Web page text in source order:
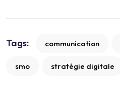
Tags: communication
smo stratégie digitale